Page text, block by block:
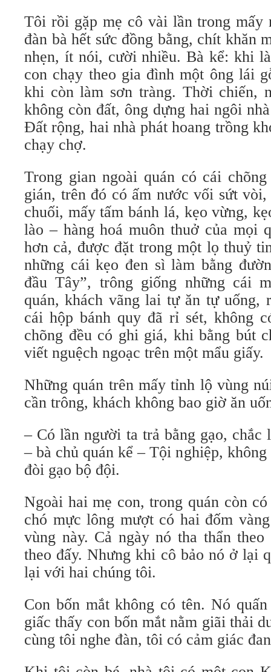
Tôi rồi gặp mẹ cô vài lần trong mấy
đàn bà hết sức đồng bằng, chít khăn
nhẹn, ít nói, cười nhiều. Bà kể: khi
con chạy theo gia đình một ông lái
khi còn làm sơn tràng. Thời chiến,
không còn đất, ông dựng hai ngôi
Đất rộng, hai nhà phát hoang trồng
chạy chợ.
Trong gian ngoài quán có cái
gián, trên đó có ấm nước vối sứt
chuối, mấy tấm bánh lá, kẹo vừng,
lào – hàng hoá muôn thuở của mọi
hơn cả, được đặt trong một lọ thuỷ
những cái kẹo đen sì làm bằng
đầu Tây”, trông giống những cái
quán, khách vãng lai tự ăn tự uống,
cái hộp bánh quy đã rỉ sét, không
chõng đều có ghi giá, khi bằng bút
viết nguệch ngoạc trên một mẩu giấy.
Những quán trên mấy tỉnh lộ vùng
cần trông, khách không bao giờ ăn
– Có lần người ta trả bằng gạo, chắc
– bà chủ quán kể – Tội nghiệp,
đòi gạo bộ đội.
Ngoài hai mẹ con, trong quán còn
chó mực lông mượt có hai đốm
vùng này. Cả ngày nó tha thẩn
theo đấy. Nhưng khi cô bảo nó ở lại
lại với hai chúng tôi.
Con bốn mắt không có tên. Nó
giấc thấy con bốn mắt nằm giãi thải
cùng tôi nghe đàn, tôi có cảm giác